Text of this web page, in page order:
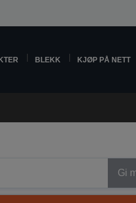
BLEKK KJØP PÅ NETT
Gi